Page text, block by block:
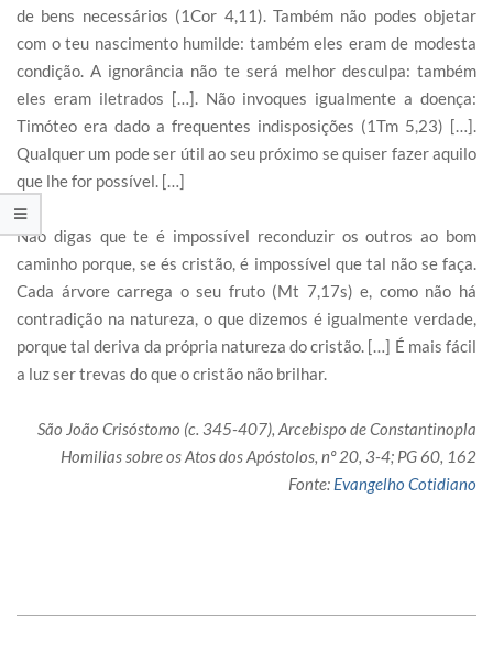
de bens necessários (1Cor 4,11). Também não podes objetar
com o teu nascimento humilde: também eles eram de modesta
condição. A ignorância não te será melhor desculpa: também
eles eram iletrados […]. Não invoques igualmente a doença:
Timóteo era dado a frequentes indisposições (1Tm 5,23) […].
Qualquer um pode ser útil ao seu próximo se quiser fazer aquilo
que lhe for possível. […]
Não digas que te é impossível reconduzir os outros ao bom
caminho porque, se és cristão, é impossível que tal não se faça.
Cada árvore carrega o seu fruto (Mt 7,17s) e, como não há
contradição na natureza, o que dizemos é igualmente verdade,
porque tal deriva da própria natureza do cristão. […] É mais fácil
a luz ser trevas do que o cristão não brilhar.
São João Crisóstomo (c. 345-407), Arcebispo de Constantinopla
Homilias sobre os Atos dos Apóstolos, nº 20, 3-4; PG 60, 162
Fonte: Evangelho Cotidiano